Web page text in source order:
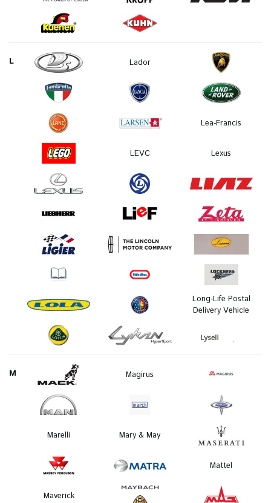
L Lador
Lea-Francis
LEVC Lexus
Long-Life Postal
Delivery Vehicle
M Magirus
Marelli Mary & May
Mattel
Maverick